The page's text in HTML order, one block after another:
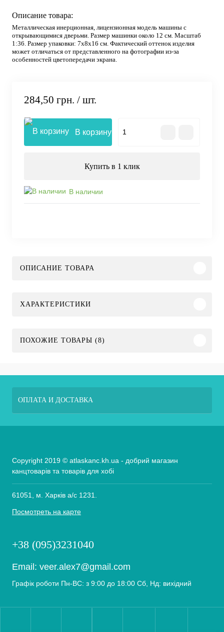
Описание товара:
Металлическая инерционная, лицензионная модель машины с
открывающимися дверьми. Размер машинки около 12 см. Масштаб
1:36. Размер упаковки: 7х8х16 см. Фактический оттенок изделия
может отличаться от представленного на фотографии из-за
особенностей цветопередачи экрана.
284,50 грн. / шт.
В корзину
Купить в 1 клик
В наличии
ОПИСАНИЕ ТОВАРА
ХАРАКТЕРИСТИКИ
ПОХОЖИЕ ТОВАРЫ (8)
ОПЛАТА И ДОСТАВКА
Copyright 2019 © atlaskanc.kh.ua - добрий магазин
канцтоварів та товарів для хобі
61051, м. Харків а/с 1231.
Посмотреть на карте
+38 (095)3231040
Email: veer.alex7@gmail.com
Графік роботи Пн-ВС: з 9:00 до 18:00 Сб, Нд: вихідний